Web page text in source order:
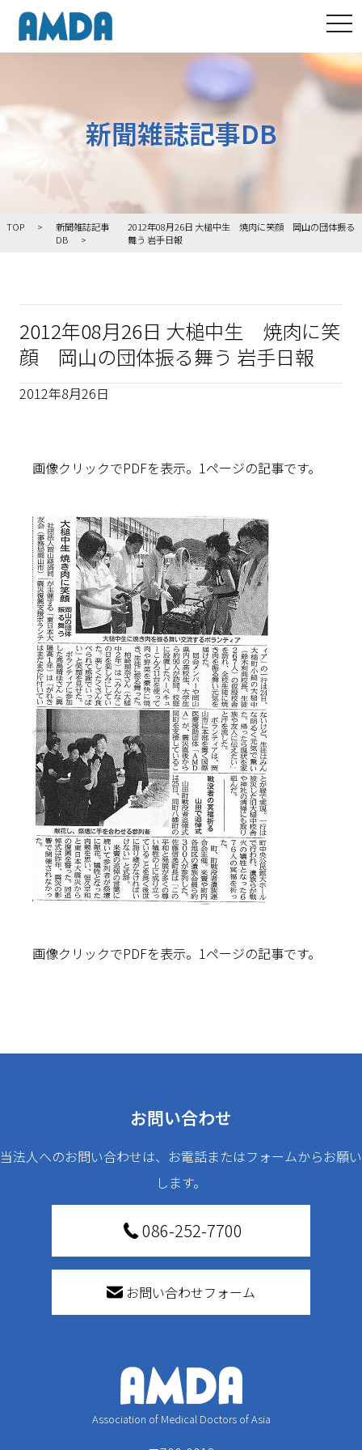
新聞雑誌記事DB
TOP
新聞雑誌記事
DB
2012年08月26日 大槌中生 焼肉に笑顔 岡山の団体振る
舞う 岩手日報
2012年08月26日 大槌中生 焼肉に笑
顔 岡山の団体振る舞う 岩手日報
2012年8月26日
画像クリックでPDFを表示。1ページの記事です。
画像クリックでPDFを表示。1ページの記事です。
お問い合わせ
当法人へのお問い合わせは、お電話またはフォームからお願い
します。
086-252-7700
お問い合わせフォーム
Association of Medical Doctors of Asia